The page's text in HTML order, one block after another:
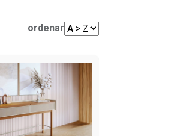
Sofá de Canto
Sofá com Chaise
Sofá de Couro
Sofá Orgânico
ordenar